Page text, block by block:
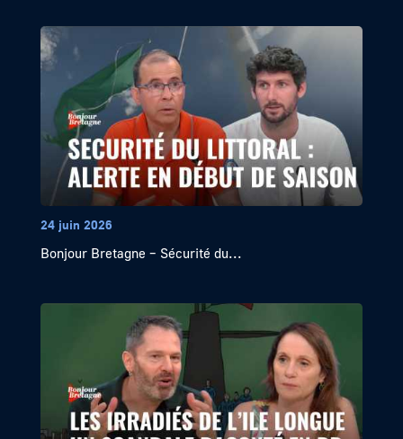
24 juin 2026
Bonjour Bretagne – Sécurité du...